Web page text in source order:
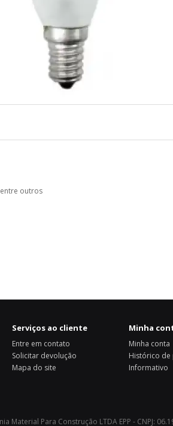
outros
Serviços ao cliente
Entre em contato
Solicitar devolução
Mapa do site
Minha
Minha conta
Histórico
Informativo
Material Para Construção LTDA EPP - CNPJ: